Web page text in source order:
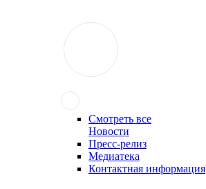
Смотреть все
Новости
Пресс-релиз
Медиатека
Контактная информация